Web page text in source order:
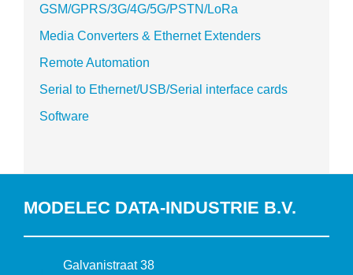
GSM/GPRS/3G/4G/5G/PSTN/LoRa
Media Converters & Ethernet Extenders
Remote Automation
Serial to Ethernet/USB/Serial interface cards
Software
MODELEC DATA-INDUSTRIE B.V.
B
Galvanistraat 38